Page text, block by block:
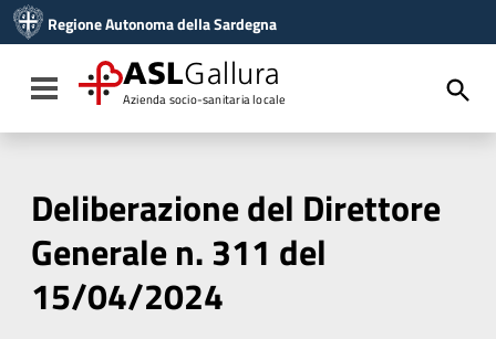
Vai al menu di navigazione
Vai al footer
Regione Autonoma della Sardegna
Toggle navigation
ASLGallura
Azienda socio-sanitaria locale
Deliberazione del Direttore
Generale n. 311 del
15/04/2024